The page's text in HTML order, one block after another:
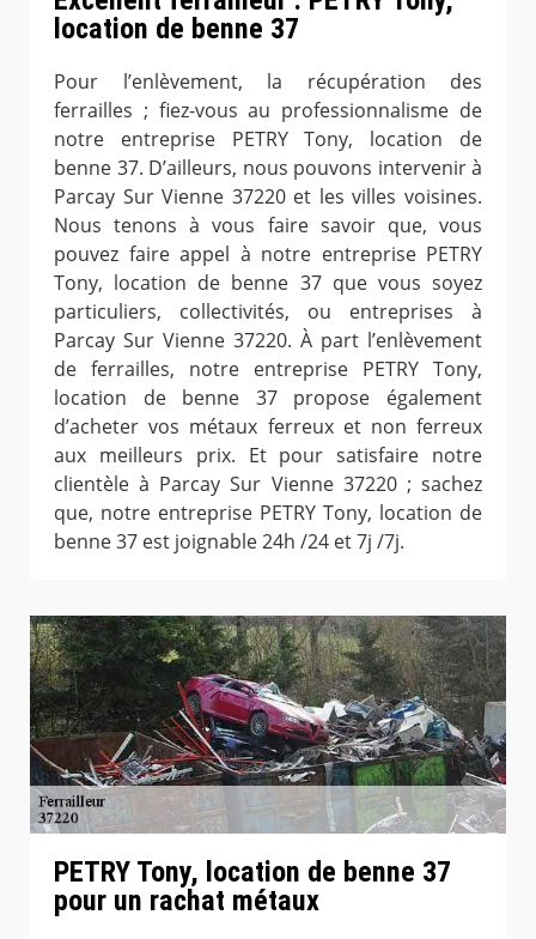
location de benne 37
Pour l’enlèvement, la récupération des
ferrailles ; fiez-vous au professionnalisme de
notre entreprise PETRY Tony, location de
benne 37. D’ailleurs, nous pouvons intervenir à
Parcay Sur Vienne 37220 et les villes voisines.
Nous tenons à vous faire savoir que, vous
pouvez faire appel à notre entreprise PETRY
Tony, location de benne 37 que vous soyez
particuliers, collectivités, ou entreprises à
Parcay Sur Vienne 37220. À part l’enlèvement
de ferrailles, notre entreprise PETRY Tony,
location de benne 37 propose également
d’acheter vos métaux ferreux et non ferreux
aux meilleurs prix. Et pour satisfaire notre
clientèle à Parcay Sur Vienne 37220 ; sachez
que, notre entreprise PETRY Tony, location de
benne 37 est joignable 24h /24 et 7j /7j.
PETRY Tony, location de benne 37
pour un rachat métaux